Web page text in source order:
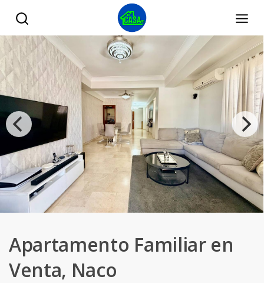
Apartamento Familiar en
Venta, Naco